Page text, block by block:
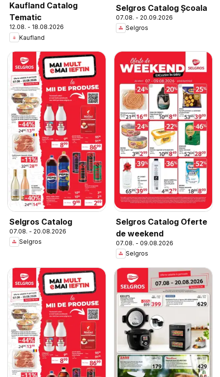
Kaufland Catalog
Tematic
12.08. - 18.08.2026
Kaufland
Selgros Catalog Şcoala
07.08. - 20.09.2026
Selgros
Selgros Catalog
07.08. - 20.08.2026
Selgros
Selgros Catalog Oferte
de weekend
07.08. - 09.08.2026
Selgros